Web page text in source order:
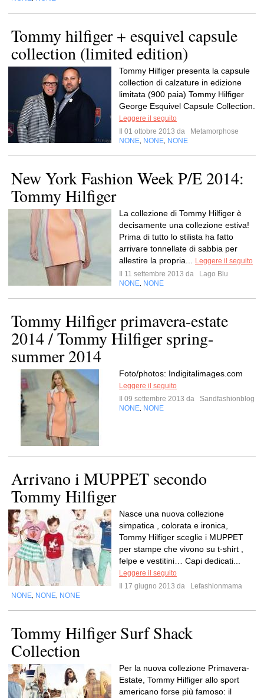
Tommy hilfiger + esquivel capsule
collection (limited edition)
Tommy Hilfiger presenta la capsule
collection di calzature in edizione
limitata (900 paia) Tommy Hilfiger
George Esquivel Capsule Collection.
Leggere il seguito
Il 01 ottobre 2013 da
Metamorphose
NONE NONE NONE
New York Fashion Week P/E 2014:
Tommy Hilfiger
La collezione di Tommy Hilfiger è
decisamente una collezione estiva!
Prima di tutto lo stilista ha fatto
arrivare tonnellate di sabbia per
allestire la propria...
Leggere il seguito
Il 11 settembre 2013 da
Lago Blu
NONE NONE
Tommy Hilfiger primavera-estate
2014 / Tommy Hilfiger spring-
summer 2014
Foto/photos: Indigitalimages.com
Leggere il seguito
Il 09 settembre 2013 da
Sandfashionblog
NONE NONE
Arrivano i MUPPET secondo
Tommy Hilfiger
Nasce una nuova collezione
simpatica , colorata e ironica,
Tommy Hilfiger sceglie i MUPPET
per stampe che vivono su t-shirt ,
felpe e vestitini… Capi dedicati...
Leggere il seguito
Il 17 giugno 2013 da
Lefashionmama
NONE NONE NONE
Tommy Hilfiger Surf Shack
Collection
Per la nuova collezione Primavera-
Estate, Tommy Hilfiger allo sport
americano forse più famoso: il